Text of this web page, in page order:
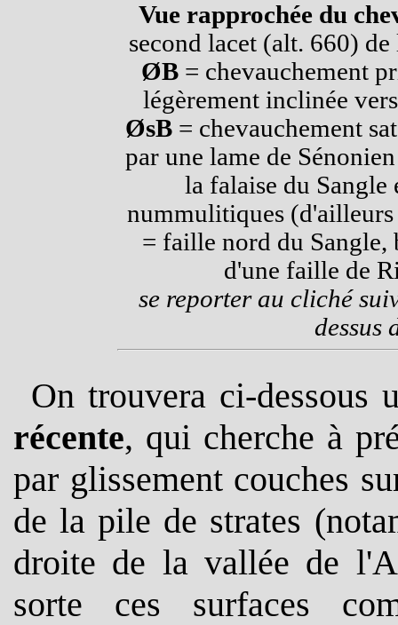
Vue rapprochée du
second lacet (alt. 660)
ØB= chevauchement
légèrement inclinée
ØsB = chevauchement
par une lame de
la falaise du
nummulitiques (d'ailleurs
= faille nord du Sangle,
d'une faille de
se reporter au cliché
dessus
On trouvera ci-dessous
récente, qui cherche à
par glissement couches
de la pile de strates
droite de la vallée de
sorte ces surfaces